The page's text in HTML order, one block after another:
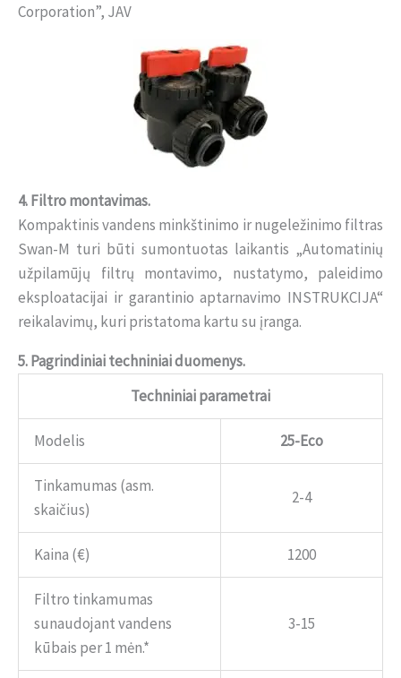
Corporation”, JAV
4. Filtro montavimas.
Kompaktinis vandens minkštinimo ir nugeležinimo filtras
Swan-M turi būti sumontuotas laikantis „Automatinių
užpilamūjų filtrų montavimo, nustatymo, paleidimo
eksploatacijai ir garantinio aptarnavimo INSTRUKCIJA“
reikalavimų, kuri pristatoma kartu su įranga.
5. Pagrindiniai techniniai duomenys.
Techniniai parametrai
Modelis 25-Eco
Tinkamumas (asm.
skaičius)
2-4
Kaina (€) 1200
Filtro tinkamumas
sunaudojant vandens
kūbais per 1 mėn.*
3-15